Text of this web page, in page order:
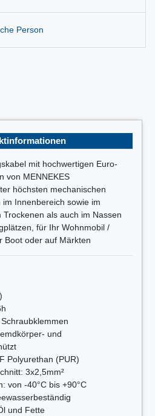
Person
mit hochwertigen Euro-
von MENNEKES
höchsten mechanischen
Innenbereich sowie im
als auch im Nassen
für Ihr Wohnmobil /
Boot oder auf Märkten
und
Polyurethan (PUR)
3x2,5mm²
von -40°C bis +90°C
und Fette